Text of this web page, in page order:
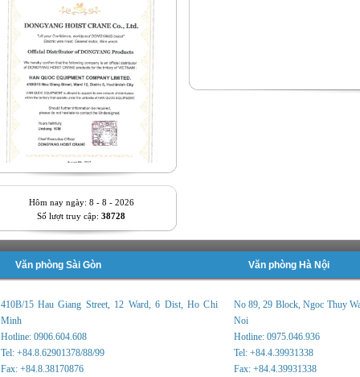
Hôm nay ngày: 8 - 8 - 2026
Số lượt truy cập: 38728
Văn phòng Sài Gòn Văn phòng Hà Nội
410B/15 Hau Giang Street, 12 Ward, 6 Dist, Ho Chi
Minh
Hotline: 0906.604.608
Tel: +84.8.62901378/88/99
Fax: +84.8.38170876
No 89, 29 Block, Ngoc Thuy
Noi
Hotline: 0975.046.936
Tel: +84.4.39931338
Fax: +84.4.39931338